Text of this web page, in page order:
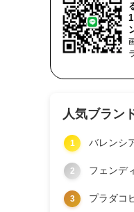
人気ブラン
1 バレンシ
2 フェンデ
3 プラダコ